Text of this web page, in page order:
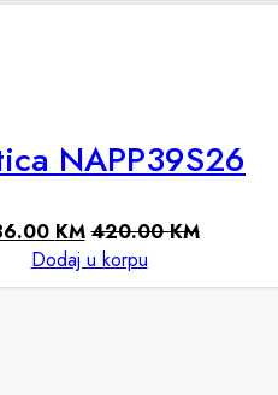
NAPP39S26
KM 420.00KM
Dodaj u korpu